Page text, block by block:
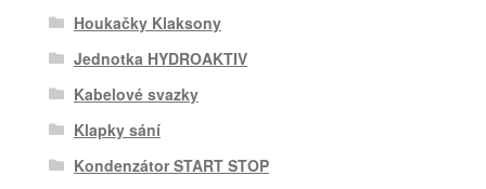
Houkačky Klaksony
Jednotka HYDROAKTIV
Kabelové svazky
Klapky sání
Kondenzátor START STOP